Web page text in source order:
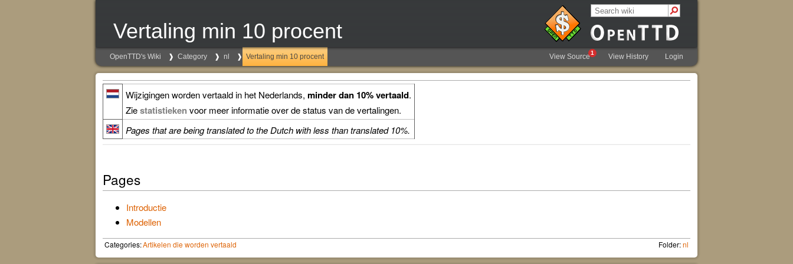
Vertaling min 10 procent
OpenTTD's Wiki Category nl Vertaling min 10 procent View Source1 View History Login
Wijzigingen worden vertaald in het Nederlands, minder dan 10% vertaald.
Ziestatistieken voor meer informatie over de status van de vertalingen.
Pages that are being translated to the Dutch with less than translated 10%.
Pages
Introductie
Modellen
Categories:Artikelen die worden vertaald Folder:nl